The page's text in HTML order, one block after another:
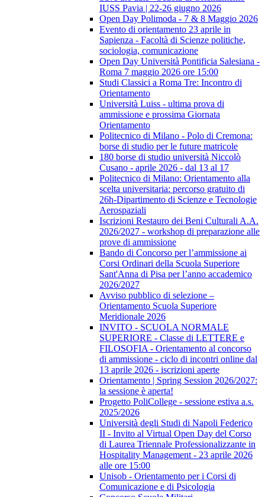
IUSS Pavia | 22-26 giugno 2026
Open Day Polimoda - 7 & 8 Maggio 2026
Evento di orientamento 23 aprile in
Sapienza - Facoltà di Scienze politiche,
sociologia, comunicazione
Open Day Università Pontificia Salesiana -
Roma 7 maggio 2026 ore 15:00
Studi Classici a Roma Tre: Incontro di
Orientamento
Università Luiss - ultima prova di
ammissione e prossima Giornata
Orientamento
Politecnico di Milano - Polo di Cremona:
borse di studio per le future matricole
180 borse di studio università Niccolò
Cusano - aprile 2026 - dal 13 al 17
Politecnico di Milano: Orientamento alla
scelta universitaria: percorso gratuito di
26h-Dipartimento di Scienze e Tecnologie
Aerospaziali
Iscrizioni Restauro dei Beni Culturali A.A.
2026/2027 - workshop di preparazione alle
prove di ammissione
Bando di Concorso per l’ammissione ai
Corsi Ordinari della Scuola Superiore
Sant'Anna di Pisa per l’anno accademico
2026/2027
Avviso pubblico di selezione –
Orientamento Scuola Superiore
Meridionale 2026
INVITO - SCUOLA NORMALE
SUPERIORE - Classe di LETTERE e
FILOSOFIA - Orientamento al concorso
di ammissione - ciclo di incontri online dal
13 aprile 2026 - iscrizioni aperte
Orientamento | Spring Session 2026/2027:
la sessione è aperta!
Progetto PoliCollege - sessione estiva a.s.
2025/2026
Università degli Studi di Napoli Federico
II - Invito al Virtual Open Day del Corso
di Laurea Triennale Professionalizzante in
Hospitality Management - 23 aprile 2026
alle ore 15:00
Unisob - Orientamento per i Corsi di
Comunicazione e di Psicologia